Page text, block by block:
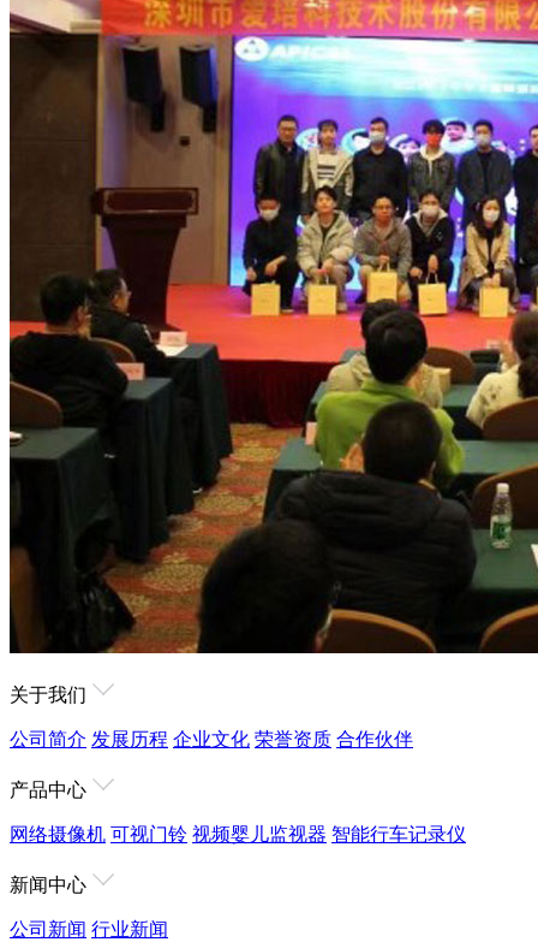
关于我们
公司简介 发展历程 企业文化 荣誉资质 合作伙伴
产品中心
网络摄像机 可视门铃 视频婴儿监视器 智能行车记录仪
新闻中心
公司新闻 行业新闻